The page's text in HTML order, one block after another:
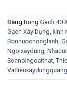
Đăng trong Gạch 40
Gạch Xây Dựng, kinh
Bonnuocnonglanh,
Ngoixaydung,
Sonnoingoaithat,